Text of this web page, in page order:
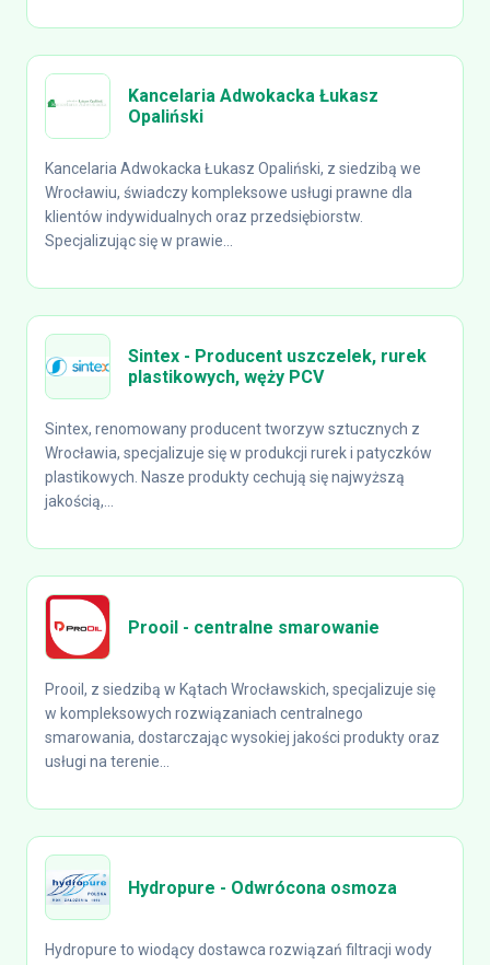
Kancelaria Adwokacka Łukasz
Opaliński
Kancelaria Adwokacka Łukasz Opaliński, z siedzibą we
Wrocławiu, świadczy kompleksowe usługi prawne dla
klientów indywidualnych oraz przedsiębiorstw.
Specjalizując się w prawie...
Sintex - Producent uszczelek, rurek
plastikowych, węży PCV
Sintex, renomowany producent tworzyw sztucznych z
Wrocławia, specjalizuje się w produkcji rurek i patyczków
plastikowych. Nasze produkty cechują się najwyższą
jakością,...
Prooil - centralne smarowanie
Prooil, z siedzibą w Kątach Wrocławskich, specjalizuje się
w kompleksowych rozwiązaniach centralnego
smarowania, dostarczając wysokiej jakości produkty oraz
usługi na terenie...
Hydropure - Odwrócona osmoza
Hydropure to wiodący dostawca rozwiązań filtracji wody